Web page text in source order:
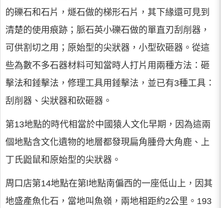
的礫石和石片，燧石做的梯形石片，其下緣還可見到
清楚的使用痕跡；脈石英小礫石做的單直刃刮削器，
可供割切之用；原始型的尖狀器，小型砍砸器。從這
些為數不多石器材料可知當時人打片用兩種方法：砸
擊法和錘擊法，修理工具用錘擊法，並已有3種工具：
刮削器、尖狀器和砍砸器。
第13地點的時代相當於中國猿人文化早期，因為這兩
個地點含文化遺物的地層都發現扁角腫骨大角鹿、上
丁氏鼢鼠和原始型的尖狀器。
周口店第14地點在第l地點南偏西的一座低山上，因其
地盛產魚化石，當地叫魚嶺，兩地相距約2公里。193